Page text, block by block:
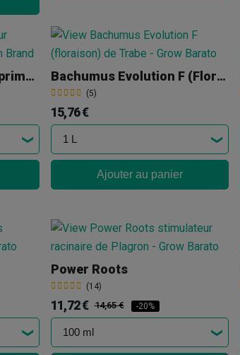
Bactomatik Tabs (Comprimés) Bachumus Evolution F (Floraison)
(5)
15,76 €
Ajouter au panier
Power Roots
(14)
11,72 € 14,65 € -20%